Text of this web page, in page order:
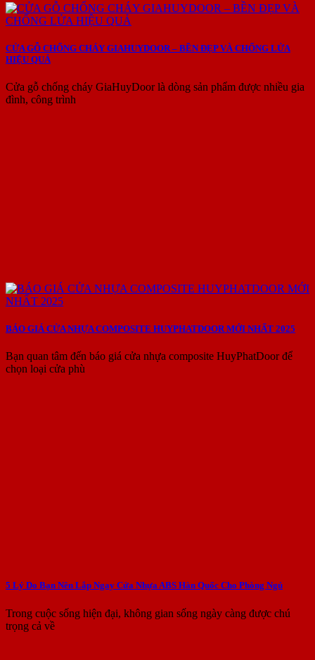
CỬA GỖ CHỐNG CHÁY GIAHUYDOOR – BỀN ĐẸP VÀ CHỐNG LỬA
HIỆU QUẢ
Cửa gỗ chống cháy GiaHuyDoor là dòng sản phẩm được nhiều gia
đình, công trình
BÁO GIÁ CỬA NHỰA COMPOSITE HUYPHATDOOR MỚI NHẤT 2025
Bạn quan tâm đến báo giá cửa nhựa composite HuyPhatDoor để
chọn loại cửa phù
5 Lý Do Bạn Nên Lắp Ngay Cửa Nhựa ABS Hàn Quốc Cho Phòng Ngủ
Trong cuộc sống hiện đại, không gian sống ngày càng được chú
trọng cả về